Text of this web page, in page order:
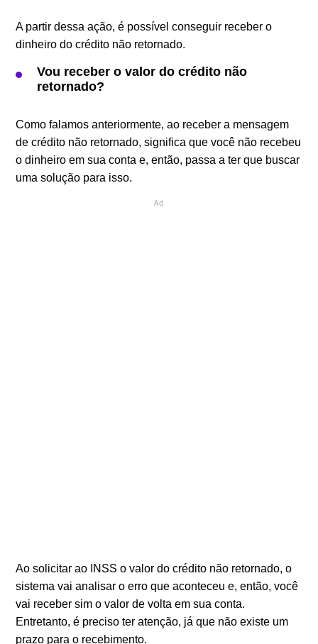
A partir dessa ação, é possível conseguir receber o
dinheiro do crédito não retornado.
Vou receber o valor do crédito não
retornado?
Como falamos anteriormente, ao receber a mensagem
de crédito não retornado, significa que você não recebeu
o dinheiro em sua conta e, então, passa a ter que buscar
uma solução para isso.
Ad
Ao solicitar ao INSS o valor do crédito não retornado, o
sistema vai analisar o erro que aconteceu e, então, você
vai receber sim o valor de volta em sua conta.
Entretanto, é preciso ter atenção, já que não existe um
prazo para o recebimento.